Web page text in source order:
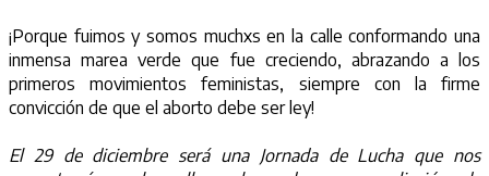
¡Porque fuimos y somos muchxs en la calle conformando una
inmensa marea verde que fue creciendo, abrazando a los
primeros movimientos feministas, siempre con la firme
convicción de que el aborto debe ser ley!
El 29 de diciembre será una Jornada de Lucha que nos